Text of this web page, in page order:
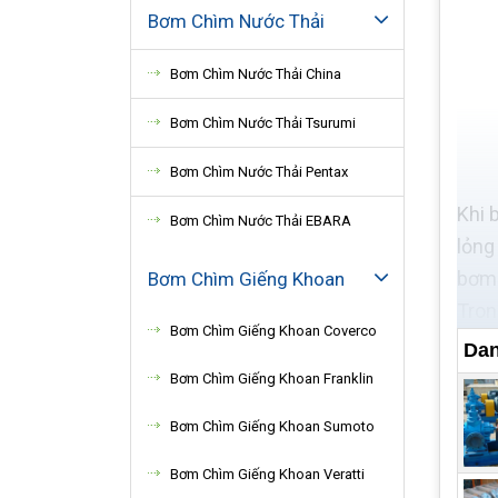
Bơm Chìm Nước Thải
Bơm Chìm Nước Thải China
Bơm Chìm Nước Thải Tsurumi
Bơm Chìm Nước Thải Pentax
Bơm Chìm Nước Thải EBARA
Bơm Chìm Giếng Khoan
Bơm Chìm Giếng Khoan Coverco
Bơm Chìm Giếng Khoan Franklin
Bơm Chìm Giếng Khoan Sumoto
Bơm Chìm Giếng Khoan Veratti
Khi
dụ
của